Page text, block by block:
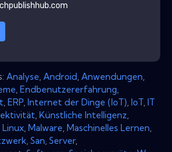
Analyse Android Anwendungen
Endbenutzererfahrung
ERP Internet der Dinge (IoT) IoT IT
Künstliche Intelligenz
Linux Malware Maschinelles Lernen
San Server,